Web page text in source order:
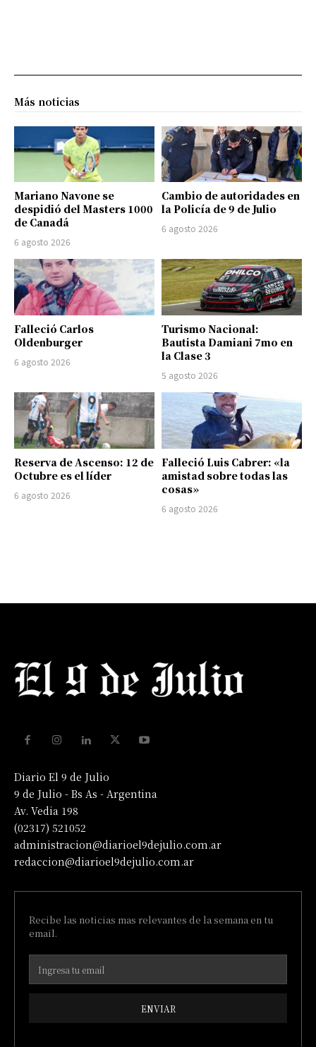
Más noticias
Mariano Navone se
despidió del Masters 1000
de Canadá
6 agosto 2026
Cambio de autoridades en
la Policía de 9 de Julio
6 agosto 2026
Falleció Carlos
Oldenburger
6 agosto 2026
Turismo Nacional:
Bautista Damiani 7mo en
la Clase 3
5 agosto 2026
Reserva de Ascenso: 12 de
Octubre es el líder
6 agosto 2026
Falleció Luis Cabrer: «la
amistad sobre todas las
cosas»
6 agosto 2026
Diario El 9 de Julio
9 de Julio - Bs As - Argentina
Av. Vedia 198
(02317) 521052
administracion@diarioel9dejulio.com.ar
redaccion@diarioel9dejulio.com.ar
Recibe las noticias mas relevantes de la semana en tu
email.
ENVIAR